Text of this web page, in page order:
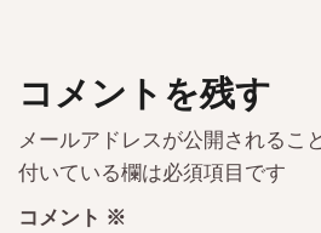
コメントを残す
メールアドレスが公開されるこ
付いている欄は必須項目です
コメント ※